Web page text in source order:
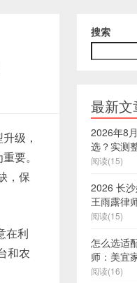
级，
要。
，保
在利
和农
搜索
最新文
2026年8
选？实测
阅读(15)
2026 长
王雨露律
阅读(15)
怎么选适
师：美宜
阅读(16)